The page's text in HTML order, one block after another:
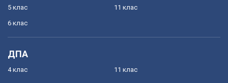
5 клас
6 клас
11 клас
ДПА
4 клас 11 клас